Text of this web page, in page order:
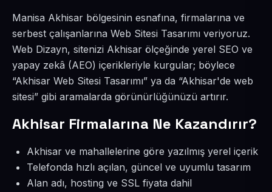
Manisa Akhisar bölgesinin esnafına, firmalarına ve
serbest çalışanlarına Web Sitesi Tasarımı veriyoruz.
Web Dizayn, sitenizi Akhisar ölçeğinde yerel SEO ve
yapay zekâ (AEO) içerikleriyle kurgular; böylece
“Akhisar Web Sitesi Tasarımı” ya da “Akhisar'de web
sitesi” gibi aramalarda görünürlüğünüzü artırır.
Akhisar Firmalarına Ne Kazandırır?
Akhisar ve mahallelerine göre yazılmış yerel içerik
Telefonda hızlı açılan, güncel ve uyumlu tasarım
Alan adı, hosting ve SSL fiyata dahil